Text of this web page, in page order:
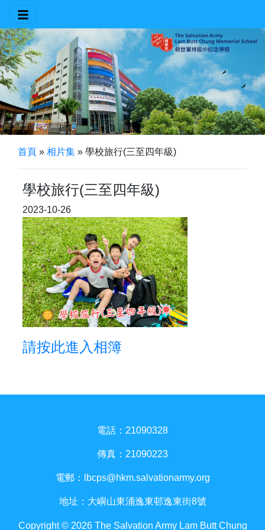
首頁 » 相片集 » 學校旅行(三至四年級)
學校旅行(三至四年級)
2023-10-26
請按此進入相簿
電話：21090328
傳真：21090223
電郵： lbcps@hkm.salvationarmy.org
地址：大嶼山東涌逸東邨逸東街8號
Copyright © 2026 The Salvation Army Lam Butt Chung